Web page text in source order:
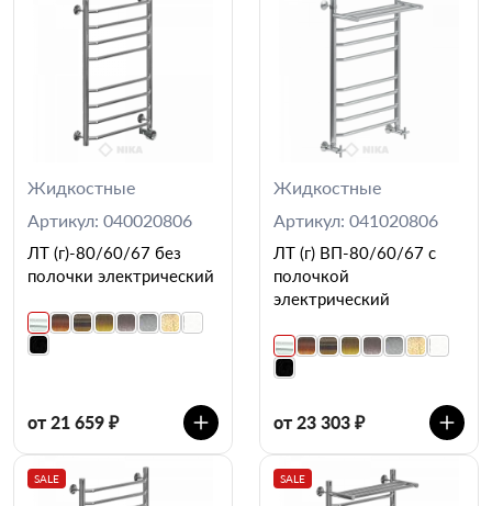
Жидкостные
Артикул: 040020806
ЛТ (г)-80/60/67 без
полочки электрический
от 21 659 ₽
Жидкостные
Артикул: 041020806
ЛТ (г) ВП-80/60/67 с
полочкой
электрический
от 23 303 ₽
SALE SALE